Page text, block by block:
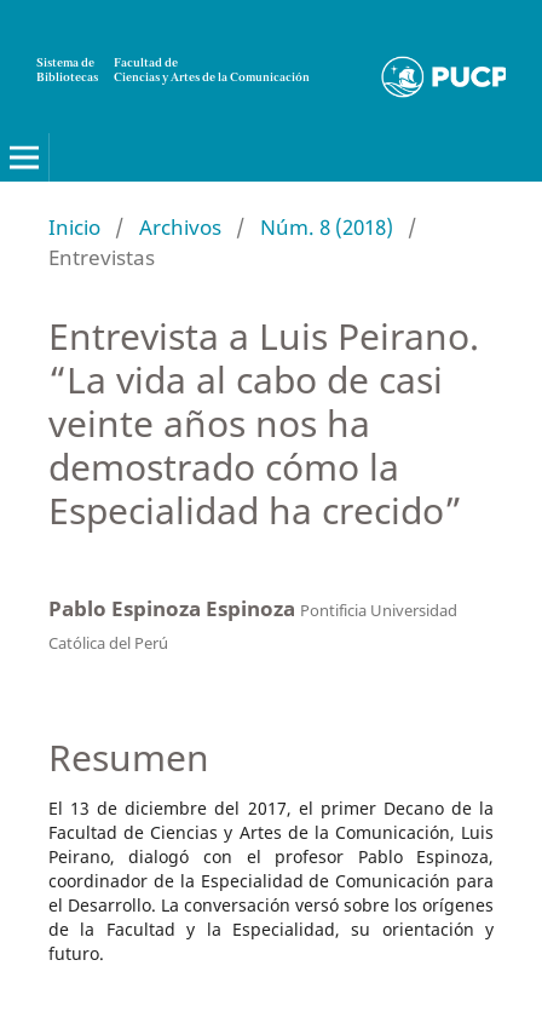
Sistema de
Bibliotecas
Facultad de
Ciencias y Artes de la Comunicación
Inicio / Archivos / Núm. 8 (2018)
/
Entrevistas
Entrevista a Luis Peirano.
“La vida al cabo de casi
veinte años nos ha
demostrado cómo la
Especialidad ha crecido”
Pablo Espinoza Espinoza Pontificia Universidad
Católica del Perú
Resumen
El 13 de diciembre del 2017, el primer Decano de la
Facultad de Ciencias y Artes de la Comunicación, Luis
Peirano, dialogó con el profesor Pablo Espinoza,
coordinador de la Especialidad de Comunicación para
el Desarrollo. La conversación versó sobre los orígenes
de la Facultad y la Especialidad, su orientación y
futuro.